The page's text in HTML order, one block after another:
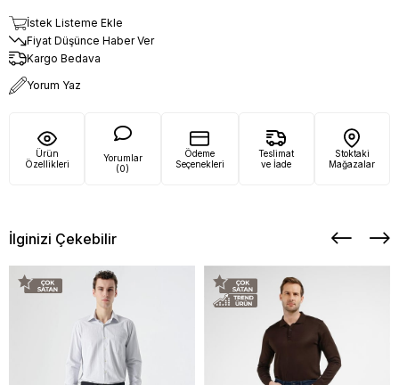
İstek Listeme Ekle
Fiyat Düşünce Haber Ver
Kargo Bedava
Yorum Yaz
Ürün
Özellikleri
Yorumlar
(0)
Ödeme
Seçenekleri
Teslimat
ve İade
Stoktaki
Mağazalar
İlginizi Çekebilir